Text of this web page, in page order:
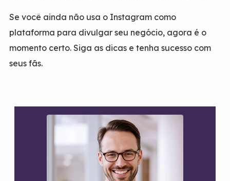
Se você ainda não usa o Instagram como
plataforma para divulgar seu negócio, agora é o
momento certo. Siga as dicas e tenha sucesso com
seus fãs.